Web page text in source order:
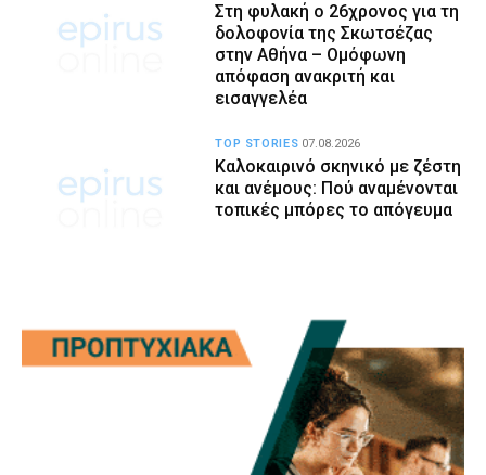
Στη φυλακή ο 26χρονος για τη
δολοφονία της Σκωτσέζας
στην Αθήνα – Ομόφωνη
απόφαση ανακριτή και
εισαγγελέα
Καλοκαιρινό σκηνικό με ζέστη
και ανέμους: Πού αναμένονται
τοπικές μπόρες το απόγευμα
TOP STORIES 07.08.2026